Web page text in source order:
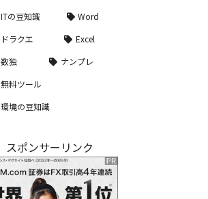
ITの豆知識
Word
ドラクエ
Excel
数独
ナンプレ
無料ツール
環境の豆知識
スポンサーリンク